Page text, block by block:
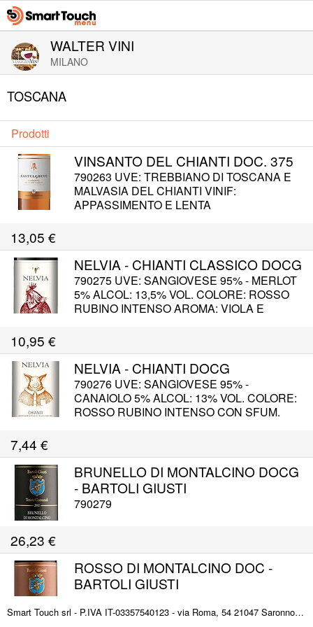
WALTER VINI
MILANO
TOSCANA
Prodotti
VINSANTO DEL CHIANTI DOC. 375
790263 UVE: TREBBIANO DI TOSCANA E
MALVASIA DEL CHIANTI VINIF:
APPASSIMENTO E LENTA
ALCOL: 16% COLORE: GIALLO DORATO
CON RIFLESSI AMBRA AROMA: ETEREO,
INTENSO ED ELEGANTE GUSTO:
AROMATICO E VELLUTATO CON
ROTONDITA' E SENTORI DI FRUTTA
SECCA ABBINAM: PASTICCERIA CON
13,05 €
NELVIA - CHIANTI CLASSICO DOCG
790275 UVE: SANGIOVESE 95% - MERLOT
5% ALCOL: 13,5% VOL. COLORE: ROSSO
RUBINO INTENSO AROMA: VIOLA E
VELLUTATI SERVIZIO: 16° - 18° C.
ABBINAMENTO: CARNI ROSSE
SAPORITE,CACCIAGIONE, FORMAGGI A
PASTA DURA.
10,95 €
NELVIA - CHIANTI DOCG
790276 UVE: SANGIOVESE 95% -
CANAIOLO 5% ALCOL: 13% VOL. COLORE:
ROSSO RUBINO INTENSO CON SFUM.
FRESCO, EQUILIBRATO E BUONA
PERSISTENZA SERVIZIO: 18° C.
ABBINAMENTO: PRIMI CON SUGHI DI
CARNE, CARNE ROSSA, ARROSTI
7,44 €
BRUNELLO DI MONTALCINO DOCG
- BARTOLI GIUSTI
790279
26,23 €
ROSSO DI MONTALCINO DOC -
BARTOLI GIUSTI
Smart Touch srl - P.IVA IT-03357540123 - via Roma, 54 21047 Saronno (VA) ITALY